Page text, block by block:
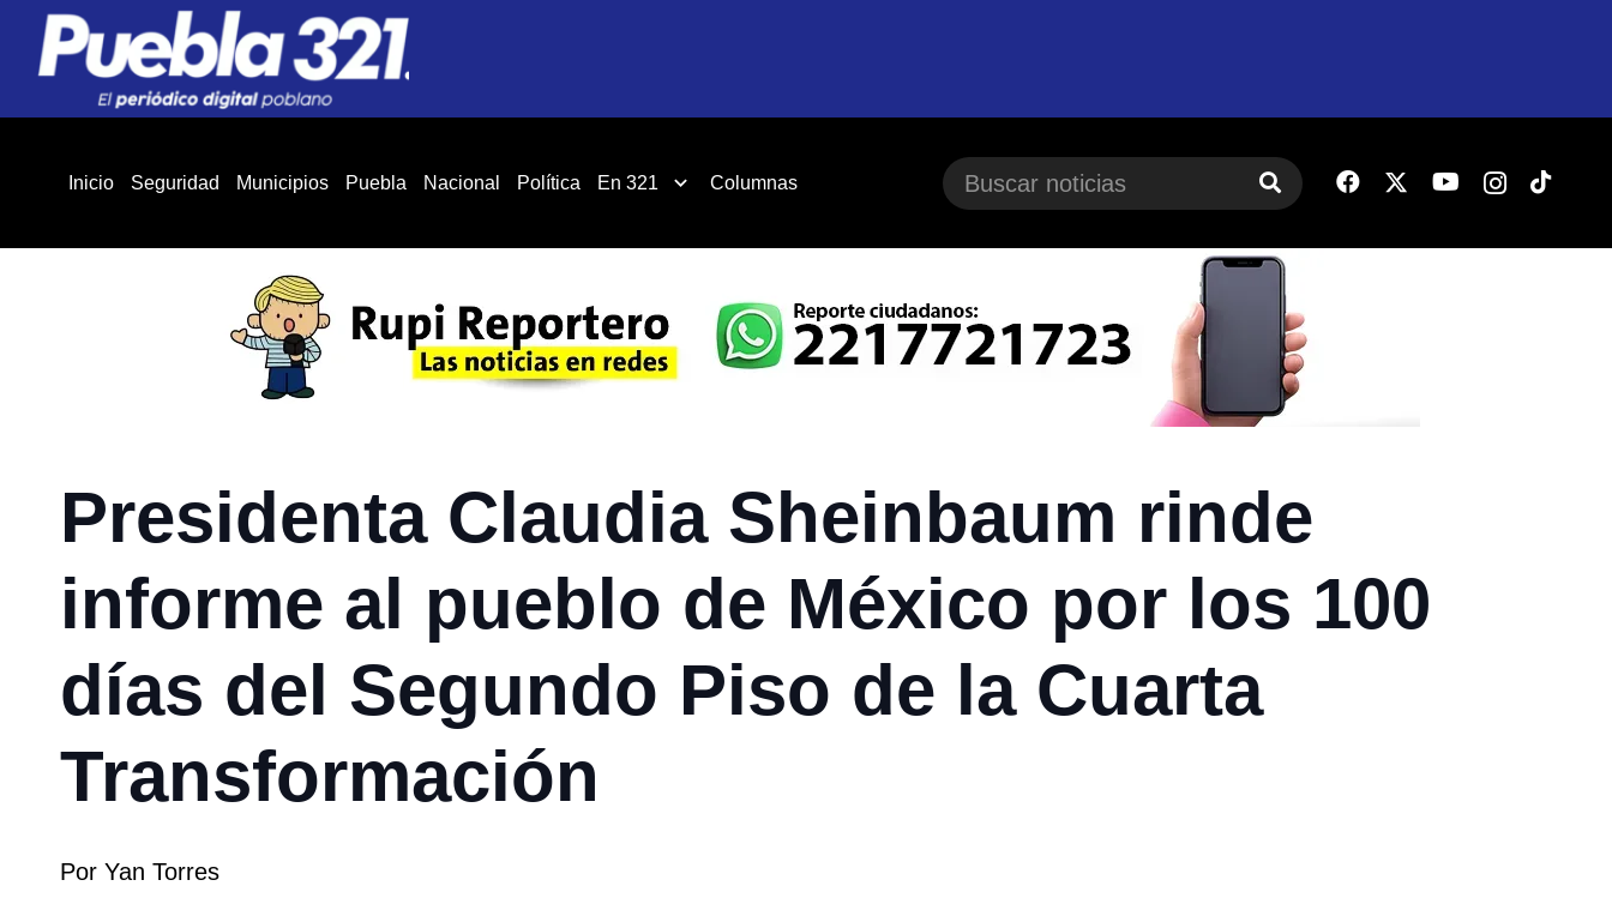
Inicio Seguridad Municipios Puebla Nacional Política En 321 Columnas
Presidenta Claudia Sheinbaum rinde
informe al pueblo de México por los 100
días del Segundo Piso de la Cuarta
Transformación
Por Yan Torres